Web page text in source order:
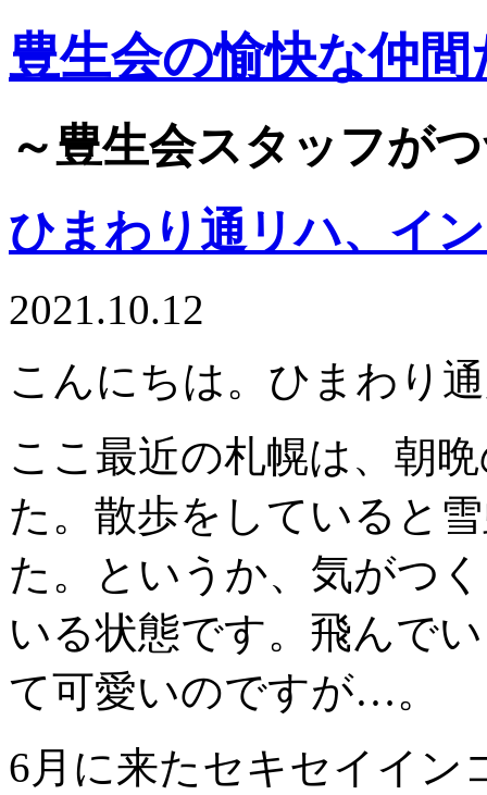
豊生会の愉快な仲間
～豊生会スタッフが
ひまわり通リハ、イ
2021.10.12
こんにちは。ひまわり
ここ最近の札幌は、朝
た。散歩をしていると
た。というか、気がつ
いる状態です。飛んで
て可愛いのですが…。
6月に来たセキセイイ